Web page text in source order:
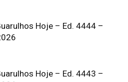
Hoje – Ed. 4444 –
Hoje – Ed. 4443 –